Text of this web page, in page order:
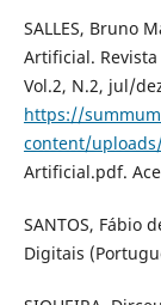
SALLES, Bruno
Artificial. Revista
Vol.2, N.2, jul/
https://
content/
Artificial.pdf.
SANTOS, Fábio
Digitais